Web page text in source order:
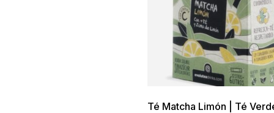
Té Matcha Limón | Té